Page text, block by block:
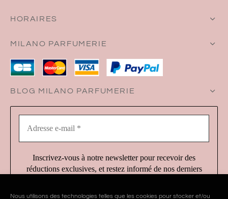
Nous utilisons des technologies telles que les cookies pour stocker et/ou
HORAIRES
MILANO PARFUMERIE
BLOG MILANO PARFUMERIE
Inscrivez-vous à notre newsletter pour recevoir des
réductions exclusives, et restez informé de nos derniers